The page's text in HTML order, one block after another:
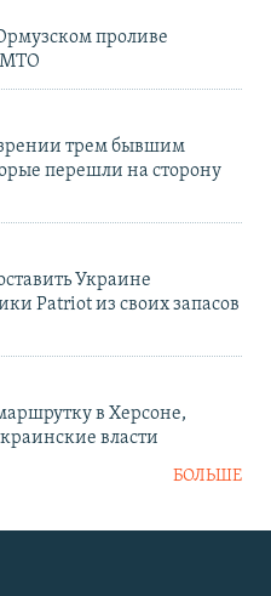
проливе
трем бывшим
перешли на сторону
Украине
Patriot из своих запасов
в Херсоне,
власти
БОЛЬШЕ